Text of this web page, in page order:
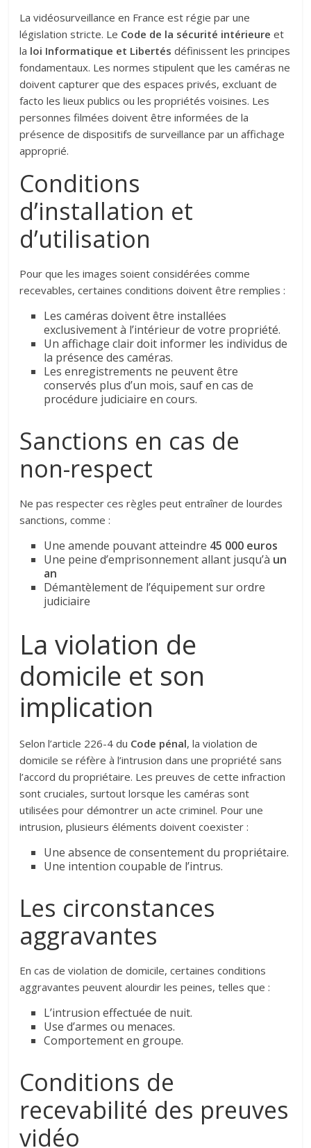
La vidéosurveillance en France est régie par une
législation stricte. Le Code de la sécurité intérieure et
la loi Informatique et Libertés définissent les principes
fondamentaux. Les normes stipulent que les caméras ne
doivent capturer que des espaces privés, excluant de
facto les lieux publics ou les propriétés voisines. Les
personnes filmées doivent être informées de la
présence de dispositifs de surveillance par un affichage
approprié.
Conditions
d’installation et
d’utilisation
Pour que les images soient considérées comme
recevables, certaines conditions doivent être remplies :
Les caméras doivent être installées
exclusivement à l’intérieur de votre propriété.
Un affichage clair doit informer les individus de
la présence des caméras.
Les enregistrements ne peuvent être
conservés plus d’un mois, sauf en cas de
procédure judiciaire en cours.
Sanctions en cas de
non-respect
Ne pas respecter ces règles peut entraîner de lourdes
sanctions, comme :
Une amende pouvant atteindre 45 000 euros
Une peine d’emprisonnement allant jusqu’à un
an
Démantèlement de l’équipement sur ordre
judiciaire
La violation de
domicile et son
implication
Selon l’article 226-4 du Code pénal, la violation de
domicile se réfère à l’intrusion dans une propriété sans
l’accord du propriétaire. Les preuves de cette infraction
sont cruciales, surtout lorsque les caméras sont
utilisées pour démontrer un acte criminel. Pour une
intrusion, plusieurs éléments doivent coexister :
Une absence de consentement du propriétaire.
Une intention coupable de l’intrus.
Les circonstances
aggravantes
En cas de violation de domicile, certaines conditions
aggravantes peuvent alourdir les peines, telles que :
L’intrusion effectuée de nuit.
Use d’armes ou menaces.
Comportement en groupe.
Conditions de
recevabilité des preuves
vidéo